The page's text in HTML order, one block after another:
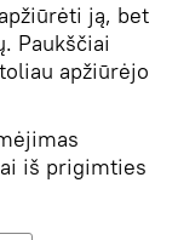
ją, bet
Paukščiai
apžiūrėjo
iš prigimties